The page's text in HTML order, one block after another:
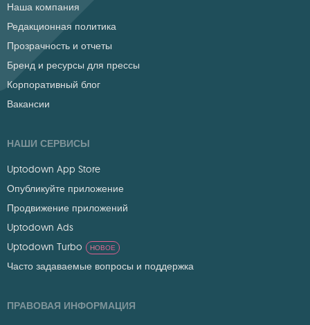
Наша компания
Редакционная политика
Прозрачность и отчеты
Бренд и ресурсы для прессы
Корпоративный блог
Вакансии
НАШИ СЕРВИСЫ
Uptodown App Store
Опубликуйте приложение
Продвижение приложений
Uptodown Ads
Uptodown Turbo
НОВОЕ
Часто задаваемые вопросы и поддержка
ПРАВОВАЯ ИНФОРМАЦИЯ